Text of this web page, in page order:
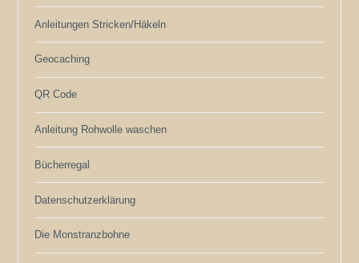
Anleitungen Stricken/Häkeln
Geocaching
QR Code
Anleitung Rohwolle waschen
Bücherregal
Datenschutzerklärung
Die Monstranzbohne